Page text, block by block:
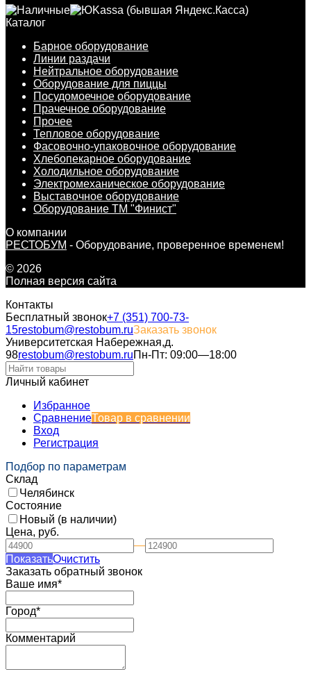
Каталог
Барное оборудование
Линии раздачи
Нейтральное оборудование
Оборудование для пиццы
Посудомоечное оборудование
Прачечное оборудование
Прочее
Тепловое оборудование
Фасовочно-упаковочное оборудование
Хлебопекарное оборудование
Холодильное оборудование
Электромеханическое оборудование
Выставочное оборудование
Оборудование ТМ "Финист"
О компании
РЕСТОБУМ - Оборудование, проверенное временем!
© 2026
Полная версия сайта
Контакты
Бесплатный звонок+7 (351) 700-73-
15restobum@restobum.ruЗаказать звонок
Университетская Набережная,д.
98restobum@restobum.ruПн-Пт: 09:00—18:00
Личный кабинет
Избранное
СравнениеТовар в сравнении
Вход
Регистрация
Подбор по параметрам
Склад
Челябинск
Состояние
Новый (в наличии)
Цена, руб.
—
ПоказатьОчистить
Заказать обратный звонок
Ваше имя*
Город*
Комментарий